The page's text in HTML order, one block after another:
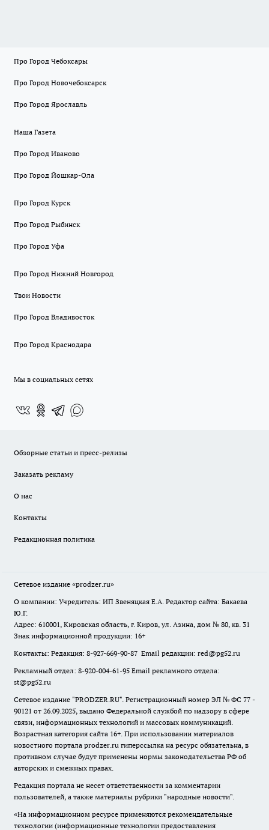
Про Город Чебоксары
Про Город Новочебоксарск
Про Город Ярославль
Наша Газета
Про Город Иваново
Про Город Йошкар-Ола
Про Город Курск
Про Город Рыбинск
Про Город Уфа
Про Город Нижний Новгород
Твои Новости
Про Город Владивосток
Про Город Краснодара
Мы в социальных сетях
Обзорные статьи и пресс-релизы
Заказать рекламу
О нас
Контакты
Редакционная политика
Сетевое издание «prodzer.ru»
О компании: Учредитель: ИП Звеняцкая Е.А. Редактор сайта: Бакаева
Ю.Г.
Адрес: 610001, Кировская область, г. Киров, ул. Азина, дом № 80, кв. 31
Знак информационной продукции: 16+
Контакты: Редакция: 8-927-669-90-87 Email редакции: red@pg52.ru
Рекламный отдел: 8-920-004-61-95 Email рекламного отдела:
st@pg52.ru
Сетевое издание "PRODZER.RU". Регистрационный номер ЭЛ № ФС 77 -
90121 от 26.09.2025, выдано Федеральной службой по надзору в сфере
связи, информационных технологий и массовых коммуникаций.
Возрастная категория сайта 16+. При использовании материалов
новостного портала prodzer.ru гиперссылка на ресурс обязательна, в
противном случае будут применены нормы законодательства РФ об
авторских и смежных правах.
Редакция портала не несет ответственности за комментарии
пользователей, а также материалы рубрики "народные новости".
«На информационном ресурсе применяются рекомендательные
технологии (информационные технологии предоставления